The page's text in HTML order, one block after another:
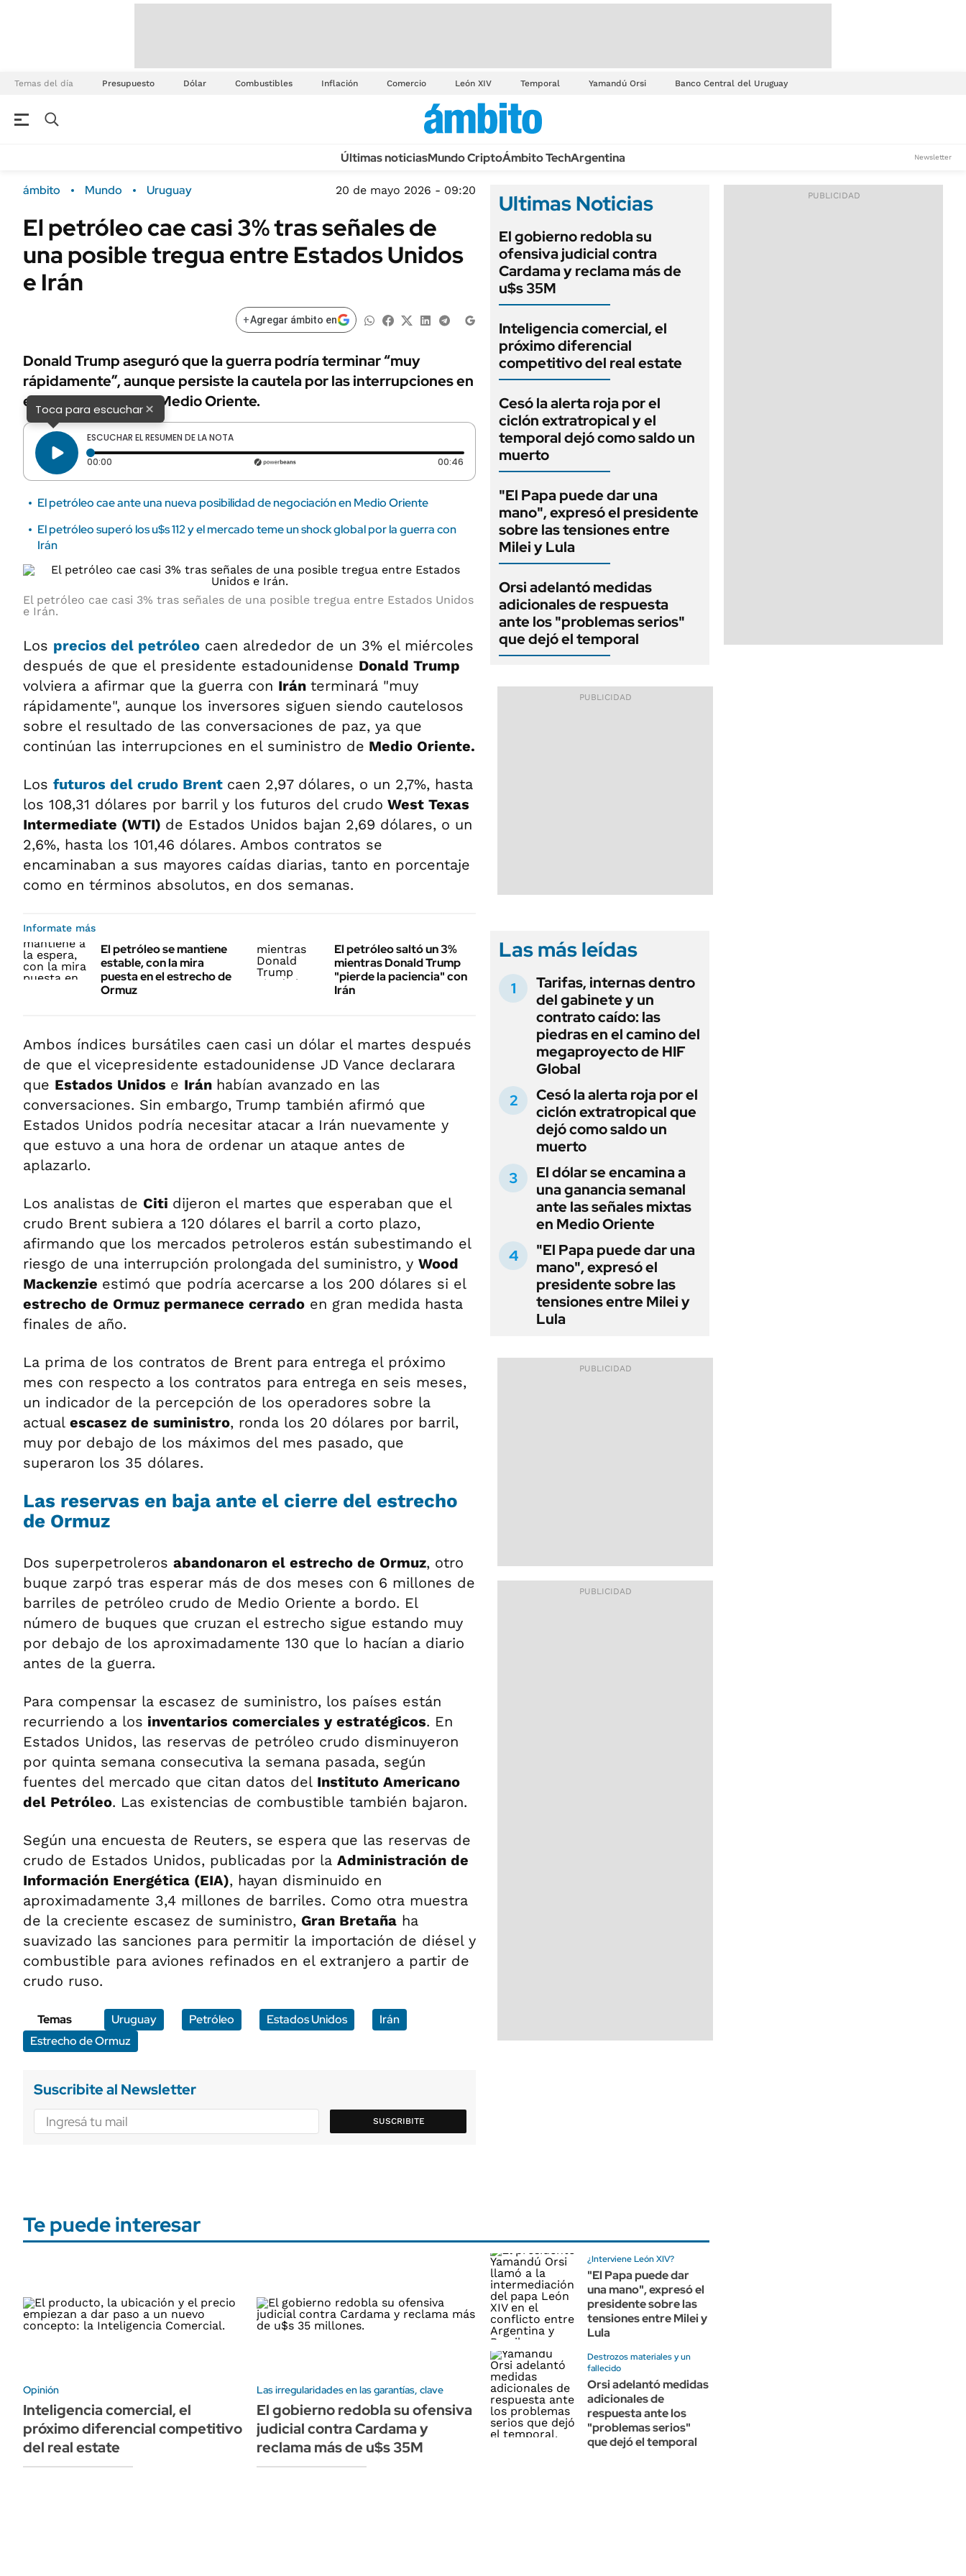
Temas del día Presupuesto Dólar Combustibles Inflación Comercio León XIV Temporal Yamandú Orsi Banco Central del Uruguay
Últimas noticiasMundo CriptoÁmbito TechArgentina Newsletter
ámbito Mundo Uruguay 20 de mayo 2026 - 09:20
El petróleo cae casi 3% tras señales de
una posible tregua entre Estados Unidos
e Irán
+Agregar ámbito en
Donald Trump aseguró que la guerra podría terminar “muy
rápidamente”, aunque persiste la cautela por las interrupciones en
el suministro desde Medio Oriente.
Toca para escuchar×
ESCUCHAR EL RESUMEN DE LA NOTA
00:00 Tiempo transcurrido: 0 segundos 00:46 Duración: 46 segundos
El petróleo cae ante una nueva posibilidad de negociación en Medio Oriente
El petróleo superó los u$s 112 y el mercado teme un shock global por la guerra con
Irán
El petróleo cae casi 3% tras señales de una posible tregua entre Estados Unidos
e Irán.
Los precios del petróleo caen alrededor de un 3% el miércoles
después de que el presidente estadounidense Donald Trump
volviera a afirmar que la guerra con Irán terminará "muy
rápidamente", aunque los inversores siguen siendo cautelosos
sobre el resultado de las conversaciones de paz, ya que
continúan las interrupciones en el suministro de Medio Oriente.
Los futuros del crudo Brent caen 2,97 dólares, o un 2,7%, hasta
los 108,31 dólares por barril y los futuros del crudo West Texas
Intermediate (WTI) de Estados Unidos bajan 2,69 dólares, o un
2,6%, hasta los 101,46 dólares. Ambos contratos se
encaminaban a sus mayores caídas diarias, tanto en porcentaje
como en términos absolutos, en dos semanas.
Informate más
El petróleo se mantiene
estable, con la mira
puesta en el estrecho de
Ormuz
El petróleo saltó un 3%
mientras Donald Trump
"pierde la paciencia" con
Irán
Ambos índices bursátiles caen casi un dólar el martes después
de que el vicepresidente estadounidense JD Vance declarara
que Estados Unidos e Irán habían avanzado en las
conversaciones. Sin embargo, Trump también afirmó que
Estados Unidos podría necesitar atacar a Irán nuevamente y
que estuvo a una hora de ordenar un ataque antes de
aplazarlo.
Los analistas de Citi dijeron el martes que esperaban que el
crudo Brent subiera a 120 dólares el barril a corto plazo,
afirmando que los mercados petroleros están subestimando el
riesgo de una interrupción prolongada del suministro, y Wood
Mackenzie estimó que podría acercarse a los 200 dólares si el
estrecho de Ormuz permanece cerrado en gran medida hasta
finales de año.
La prima de los contratos de Brent para entrega el próximo
mes con respecto a los contratos para entrega en seis meses,
un indicador de la percepción de los operadores sobre la
actual escasez de suministro, ronda los 20 dólares por barril,
muy por debajo de los máximos del mes pasado, que
superaron los 35 dólares.
Las reservas en baja ante el cierre del estrecho
de Ormuz
Dos superpetroleros abandonaron el estrecho de Ormuz, otro
buque zarpó tras esperar más de dos meses con 6 millones de
barriles de petróleo crudo de Medio Oriente a bordo. El
número de buques que cruzan el estrecho sigue estando muy
por debajo de los aproximadamente 130 que lo hacían a diario
antes de la guerra.
Para compensar la escasez de suministro, los países están
recurriendo a los inventarios comerciales y estratégicos. En
Estados Unidos, las reservas de petróleo crudo disminuyeron
por quinta semana consecutiva la semana pasada, según
fuentes del mercado que citan datos del Instituto Americano
del Petróleo. Las existencias de combustible también bajaron.
Según una encuesta de Reuters, se espera que las reservas de
crudo de Estados Unidos, publicadas por la Administración de
Información Energética (EIA), hayan disminuido en
aproximadamente 3,4 millones de barriles. Como otra muestra
de la creciente escasez de suministro, Gran Bretaña ha
suavizado las sanciones para permitir la importación de diésel y
combustible para aviones refinados en el extranjero a partir de
crudo ruso.
Temas Uruguay Petróleo Estados Unidos
Irán
Estrecho de Ormuz
Suscribite al Newsletter
SUSCRIBITE
Ultimas Noticias
El gobierno redobla su
ofensiva judicial contra
Cardama y reclama más de
u$s 35M
Inteligencia comercial, el
próximo diferencial
competitivo del real estate
Cesó la alerta roja por el
ciclón extratropical y el
temporal dejó como saldo un
muerto
"El Papa puede dar una
mano", expresó el presidente
sobre las tensiones entre
Milei y Lula
Orsi adelantó medidas
adicionales de respuesta
ante los "problemas serios"
que dejó el temporal
Las más leídas
Tarifas, internas dentro
del gabinete y un
contrato caído: las
piedras en el camino del
megaproyecto de HIF
Global
Cesó la alerta roja por el
ciclón extratropical que
dejó como saldo un
muerto
El dólar se encamina a
una ganancia semanal
ante las señales mixtas
en Medio Oriente
"El Papa puede dar una
mano", expresó el
presidente sobre las
tensiones entre Milei y
Lula
Te puede interesar
Opinión
Inteligencia comercial, el
próximo diferencial competitivo
del real estate
Las irregularidades en las garantías, clave
El gobierno redobla su ofensiva
judicial contra Cardama y
reclama más de u$s 35M
¿Interviene León XIV?
"El Papa puede dar
una mano", expresó el
presidente sobre las
tensiones entre Milei y
Lula
Destrozos materiales y un
fallecido
Orsi adelantó medidas
adicionales de
respuesta ante los
"problemas serios"
que dejó el temporal